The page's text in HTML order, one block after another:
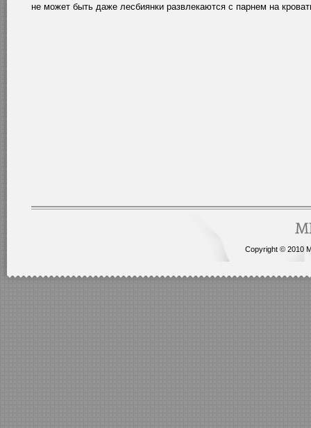
не может быть даже лесбиянки развлекаются с парнем на
Copyright © 2010